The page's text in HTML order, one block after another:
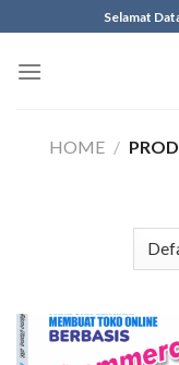
to
content
Selamat
HOME /